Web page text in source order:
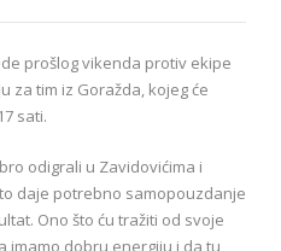
prošlog vikenda protiv ekipe
za tim iz Goražda, kojeg će
sati.
odigrali u Zavidovićima i
daje potrebno samopouzdanje
Ono što ću tražiti od svoje
imamo dobru energiju i da tu